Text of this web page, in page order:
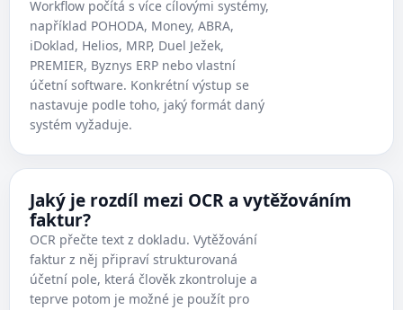
Workflow počítá s více cílovými systémy,
například POHODA, Money, ABRA,
iDoklad, Helios, MRP, Duel Ježek,
PREMIER, Byznys ERP nebo vlastní
účetní software. Konkrétní výstup se
nastavuje podle toho, jaký formát daný
systém vyžaduje.
Jaký je rozdíl mezi OCR a vytěžováním
faktur?
OCR přečte text z dokladu. Vytěžování
faktur z něj připraví strukturovaná
účetní pole, která člověk zkontroluje a
teprve potom je možné je použít pro